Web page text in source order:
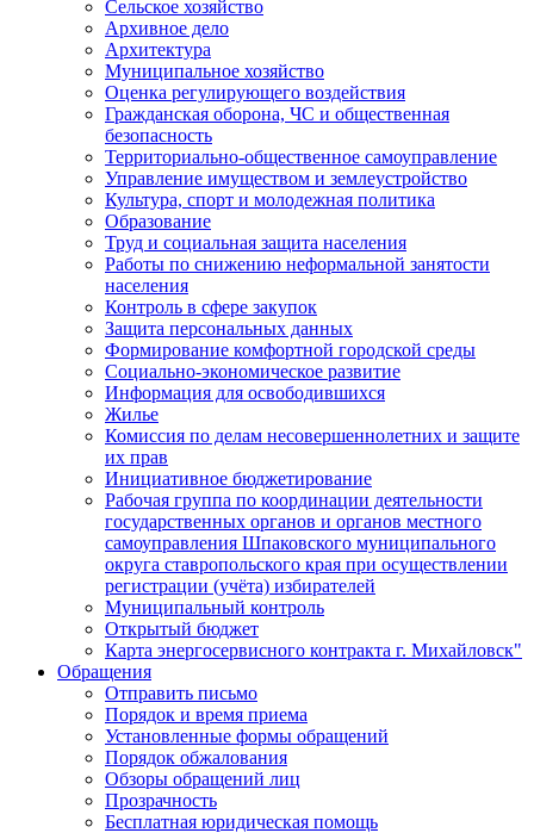
Сельское хозяйство
Архивное дело
Архитектура
Муниципальное хозяйство
Оценка регулирующего воздействия
Гражданская оборона, ЧС и общественная
безопасность
Территориально-общественное самоуправление
Управление имуществом и землеустройство
Культура, спорт и молодежная политика
Образование
Труд и социальная защита населения
Работы по снижению неформальной занятости
населения
Контроль в сфере закупок
Защита персональных данных
Формирование комфортной городской среды
Социально-экономическое развитие
Информация для освободившихся
Жилье
Комиссия по делам несовершеннолетних и защите
их прав
Инициативное бюджетирование
Рабочая группа по координации деятельности
государственных органов и органов местного
самоуправления Шпаковского муниципального
округа ставропольского края при осуществлении
регистрации (учёта) избирателей
Муниципальный контроль
Открытый бюджет
Карта энергосервисного контракта г. Михайловск"
Обращения
Отправить письмо
Порядок и время приема
Установленные формы обращений
Порядок обжалования
Обзоры обращений лиц
Прозрачность
Бесплатная юридическая помощь